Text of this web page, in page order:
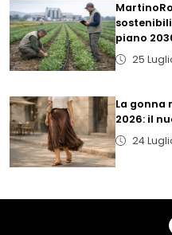
piano
25
La gonna
2026: il
24